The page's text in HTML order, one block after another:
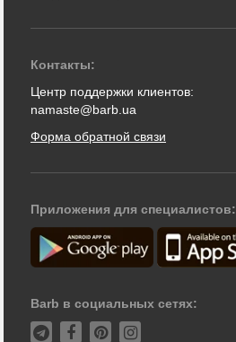
Контакты:
Центр поддержки клиентов:
namaste@barb.ua
Форма обратной связи
Приложения для специалистов:
Barb в социальных сетях: